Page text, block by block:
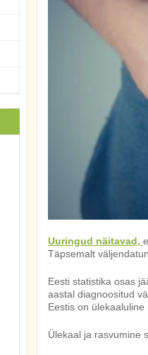
Uuringud näitavad,
Täpsemalt
Eesti statistika osas
aastal diagnoositud
Eestis on
Ülekaal ja rasvumine